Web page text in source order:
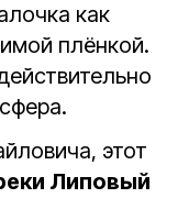
как
плёнкой.
этот
Липовый